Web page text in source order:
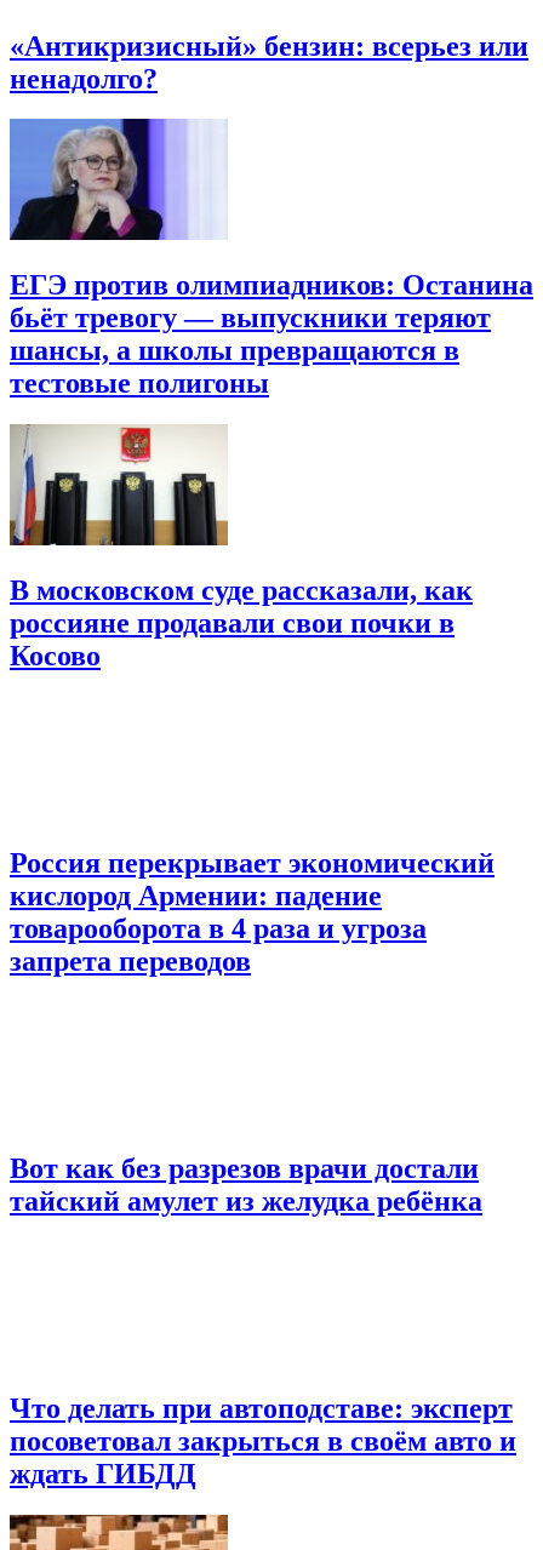
«Антикризисный» бензин: всерьез или
ненадолго?
ЕГЭ против олимпиадников: Останина
бьёт тревогу — выпускники теряют
шансы, а школы превращаются в
тестовые полигоны
В московском суде рассказали, как
россияне продавали свои почки в
Косово
Россия перекрывает экономический
кислород Армении: падение
товарооборота в 4 раза и угроза
запрета переводов
Вот как без разрезов врачи достали
тайский амулет из желудка ребёнка
Что делать при автоподставе: эксперт
посоветовал закрыться в своём авто и
ждать ГИБДД